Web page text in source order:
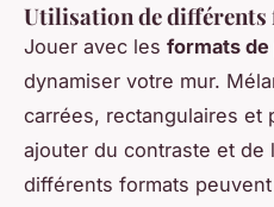
Utilisation de différents
Jouer avec les formats
dynamiser votre mur.
carrées, rectangulaires et
ajouter du contraste et de
différents formats